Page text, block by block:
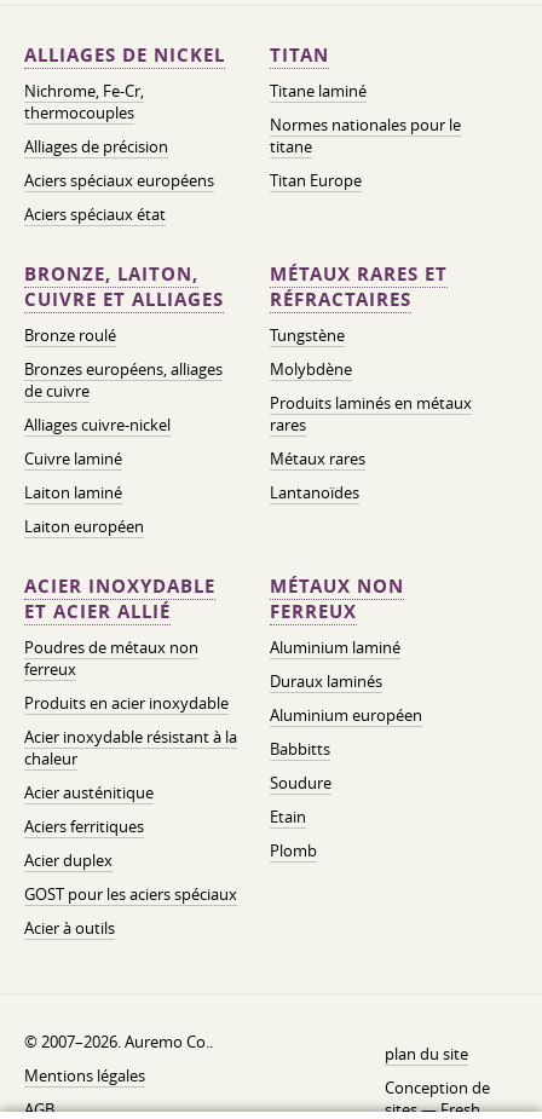
ALLIAGES DE NICKEL
Nichrome, Fe-Cr,
thermocouples
Alliages de précision
Aciers spéciaux européens
Aciers spéciaux état
TITAN
Titane laminé
Normes nationales pour le
titane
Titan Europe
BRONZE, LAITON,
CUIVRE ET ALLIAGES
Bronze roulé
Bronzes européens, alliages
de cuivre
Alliages cuivre-nickel
Cuivre laminé
Laiton laminé
Laiton européen
MÉTAUX RARES ET
RÉFRACTAIRES
Tungstène
Molybdène
Produits laminés en métaux
rares
Métaux rares
Lantanoïdes
ACIER INOXYDABLE
ET ACIER ALLIÉ
Poudres de métaux non
ferreux
Produits en acier inoxydable
Acier inoxydable résistant à la
chaleur
Acier austénitique
Aciers ferritiques
Acier duplex
GOST pour les aciers spéciaux
Acier à outils
MÉTAUX NON
FERREUX
Aluminium laminé
Duraux laminés
Aluminium européen
Babbitts
Soudure
Etain
Plomb
© 2007–2026. Auremo Co..
Mentions légales
AGB
plan du site
Conception de
sites —Fresh